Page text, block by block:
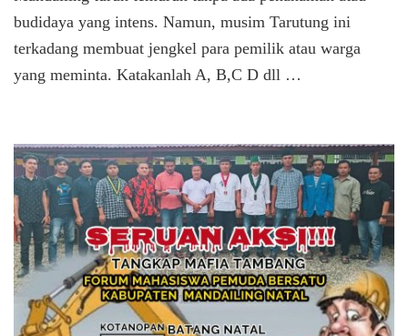
budidaya yang intens. Namun, musim Tarutung ini
terkadang membuat jengkel para pemilik atau warga
yang meminta. Katakanlah A, B,C D dll …